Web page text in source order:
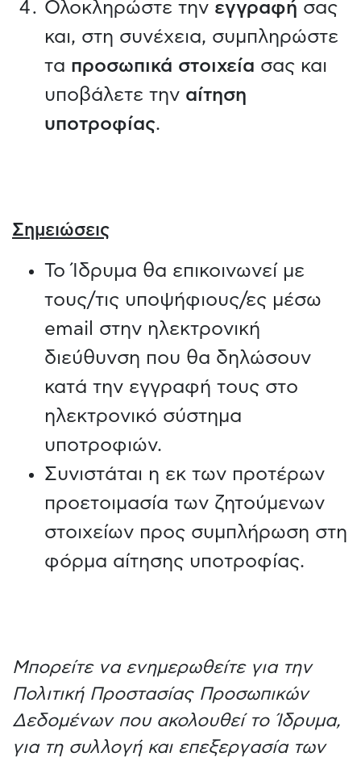
Ολοκληρώστε την εγγραφή σας
και, στη συνέχεια, συμπληρώστε
τα προσωπικά στοιχεία σας και
υποβάλετε την αίτηση
υποτροφίας.
Σημειώσεις
Το Ίδρυμα θα επικοινωνεί με
τους/τις υποψήφιους/ες μέσω
email στην ηλεκτρονική
διεύθυνση που θα δηλώσουν
κατά την εγγραφή τους στο
ηλεκτρονικό σύστημα
υποτροφιών.
Συνιστάται η εκ των προτέρων
προετοιμασία των ζητούμενων
στοιχείων προς συμπλήρωση στη
φόρμα αίτησης υποτροφίας.
Μπορείτε να ενημερωθείτε για την
Πολιτική Προστασίας Προσωπικών
Δεδομένων που ακολουθεί το Ίδρυμα,
για τη συλλογή και επεξεργασία των